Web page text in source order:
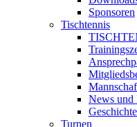
Sponsoren
Tischtennis
News und
Geschichte
Turnen